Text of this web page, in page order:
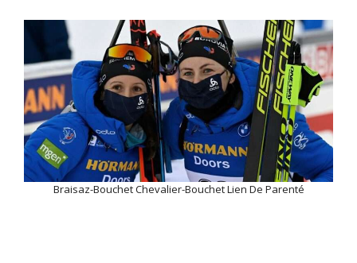
Braisaz-Bouchet Chevalier-Bouchet Lien De Parenté